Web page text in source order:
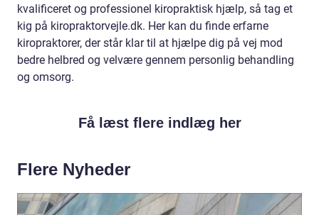
kvalificeret og professionel kiropraktisk hjælp, så tag et
kig på kiropraktorvejle.dk. Her kan du finde erfarne
kiropraktorer, der står klar til at hjælpe dig på vej mod
bedre helbred og velvære gennem personlig behandling
og omsorg.
Få læst flere indlæg her
Flere Nyheder